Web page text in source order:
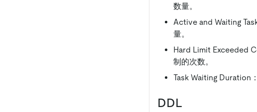
数量。
Active and Waiting
量。
Hard Limit Exceeded
制的次数。
Task Waiting Duration
DDL